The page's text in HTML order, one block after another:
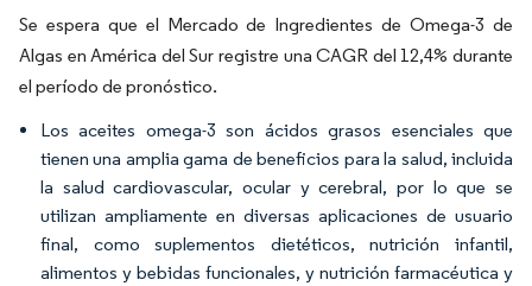
Se espera que el Mercado de Ingredientes de Omega-3 de
Algas en América del Sur registre una CAGR del 12,4% durante
el período de pronóstico.
Los aceites omega-3 son ácidos grasos esenciales que
tienen una amplia gama de beneficios para la salud, incluida
la salud cardiovascular, ocular y cerebral, por lo que se
utilizan ampliamente en diversas aplicaciones de usuario
final, como suplementos dietéticos, nutrición infantil,
alimentos y bebidas funcionales, y nutrición farmacéutica y